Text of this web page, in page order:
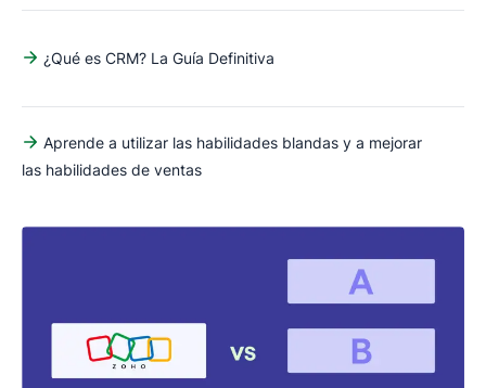
¿Qué es CRM? La Guía Definitiva
Aprende a utilizar las habilidades blandas y a mejorar
las habilidades de ventas